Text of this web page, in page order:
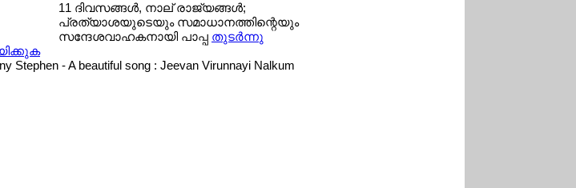
11 ദിവസങ്ങള്‍, നാല് രാജ്യങ്ങള്‍;
പ്രത്യാശയുടെയും സമാധാനത്തിന്റെയും
സന്ദേശവാഹകനായി പാപ്പ തുടര്‍ന്നു
Stephen - A beautiful song : Jeevan Virunnayi Nalkum